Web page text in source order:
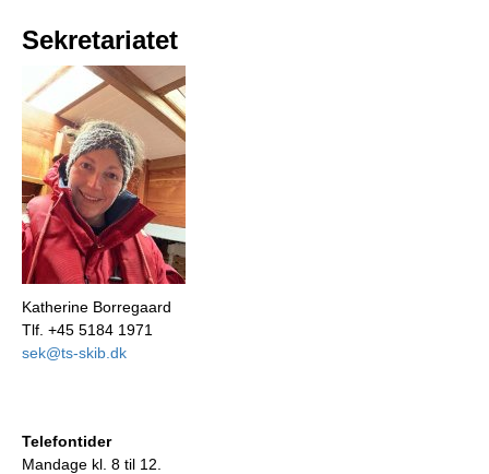
Sekretariatet
Katherine Borregaard
Tlf. +45 5184 1971
sek@ts-skib.dk
Telefontider
Mandage kl. 8 til 12.